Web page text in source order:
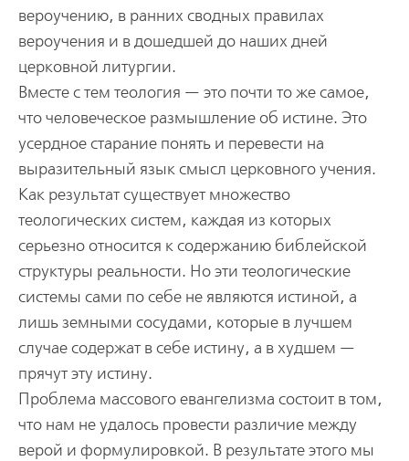
вероучению, в ранних сводных правилах
вероучения и в дошедшей до наших дней
церковной литургии.
Вместе с тем теология — это почти то же самое,
что человеческое размышление об истине. Это
усердное старание понять и перевести на
выразительный язык смысл церковного учения.
Как результат существует множество
теологических систем, каждая из которых
серьезно относится к содержанию библейской
структуры реальности. Но эти теологические
системы сами по себе не являются истиной, а
лишь земными сосудами, которые в лучшем
случае содержат в себе истину, а в худшем —
прячут эту истину.
Проблема массового евангелизма состоит в том,
что нам не удалось провести различие между
верой и формулировкой. В результате этого мы